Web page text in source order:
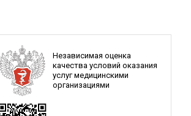
Независимая оценка
качества условий оказания
услуг медицинскими
организациями